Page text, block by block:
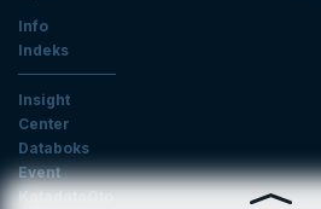
Info
Indeks
Insight
Center
Databoks
Event
KatadataOto